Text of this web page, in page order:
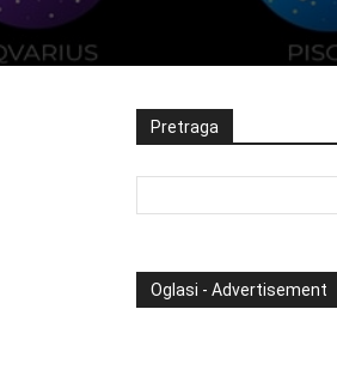
Pretraga
Oglasi - Advertisement